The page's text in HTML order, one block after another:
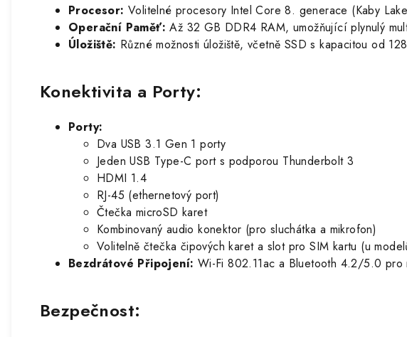
Procesor: Volitelné procesory Intel Core 8. generace (Kaby
Operační Paměť: Až 32 GB DDR4 RAM, umožňující plynulý
Úložiště: Různé možnosti úložiště, včetně SSD s kapacitou od
Konektivita a Porty:
Porty:
Dva USB 3.1 Gen 1 porty
Jeden USB Type-C port s podporou Thunderbolt 3
HDMI 1.4
RJ-45 (ethernetový port)
Čtečka microSD karet
Kombinovaný audio konektor (pro sluchátka a mikrofon)
Volitelně čtečka čipových karet a slot pro SIM kartu (u
Bezdrátové Připojení: Wi-Fi 802.11ac a Bluetooth 4.2/5.0 pro
Bezpečnost: